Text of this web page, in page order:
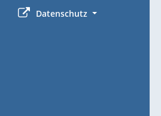
Datenschutz